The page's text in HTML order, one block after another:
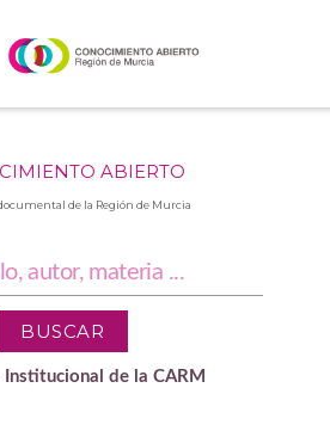
ABIERTO
de la Región de Murcia
de la CARM